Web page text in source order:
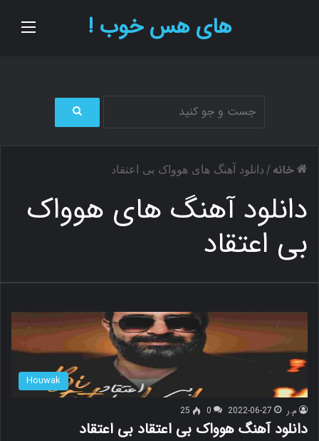
های هس خوب !
ج
ر
خانه / دانلود آهنگ های هوواک بی اعتقاد
دانلود آهنگ های هوواک
بی اعتقاد
Houwak
م.ر 2022-06-27
0
25
دانلود آهنگ هوواک بی اعتقاد بی اعتقاد